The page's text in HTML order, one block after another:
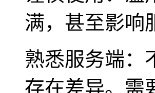
满，甚至影响
熟悉服务端：
存在差异。需